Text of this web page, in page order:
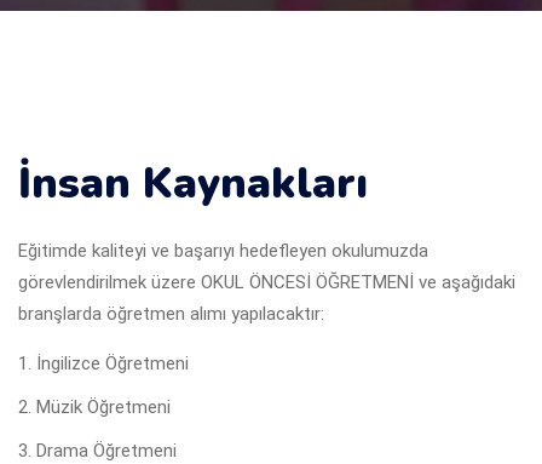
İnsan Kaynakları
Eğitimde kaliteyi ve başarıyı hedefleyen okulumuzda
görevlendirilmek üzere OKUL ÖNCESİ ÖĞRETMENİ ve aşağıdaki
branşlarda öğretmen alımı yapılacaktır:
İngilizce Öğretmeni
Müzik Öğretmeni
Drama Öğretmeni